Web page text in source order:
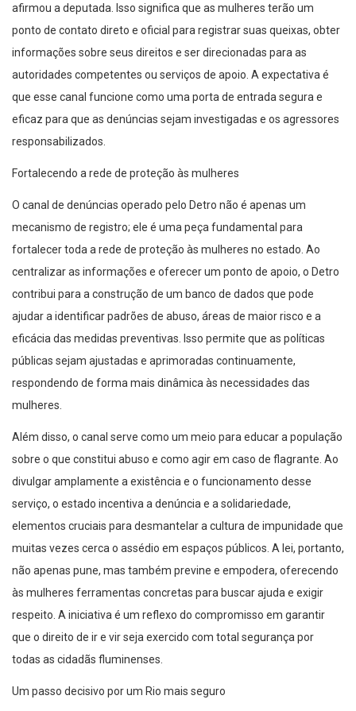
afirmou a deputada. Isso significa que as mulheres terão um
ponto de contato direto e oficial para registrar suas queixas, obter
informações sobre seus direitos e ser direcionadas para as
autoridades competentes ou serviços de apoio. A expectativa é
que esse canal funcione como uma porta de entrada segura e
eficaz para que as denúncias sejam investigadas e os agressores
responsabilizados.
Fortalecendo a rede de proteção às mulheres
O canal de denúncias operado pelo Detro não é apenas um
mecanismo de registro; ele é uma peça fundamental para
fortalecer toda a rede de proteção às mulheres no estado. Ao
centralizar as informações e oferecer um ponto de apoio, o Detro
contribui para a construção de um banco de dados que pode
ajudar a identificar padrões de abuso, áreas de maior risco e a
eficácia das medidas preventivas. Isso permite que as políticas
públicas sejam ajustadas e aprimoradas continuamente,
respondendo de forma mais dinâmica às necessidades das
mulheres.
Além disso, o canal serve como um meio para educar a população
sobre o que constitui abuso e como agir em caso de flagrante. Ao
divulgar amplamente a existência e o funcionamento desse
serviço, o estado incentiva a denúncia e a solidariedade,
elementos cruciais para desmantelar a cultura de impunidade que
muitas vezes cerca o assédio em espaços públicos. A lei, portanto,
não apenas pune, mas também previne e empodera, oferecendo
às mulheres ferramentas concretas para buscar ajuda e exigir
respeito. A iniciativa é um reflexo do compromisso em garantir
que o direito de ir e vir seja exercido com total segurança por
todas as cidadãs fluminenses.
Um passo decisivo por um Rio mais seguro